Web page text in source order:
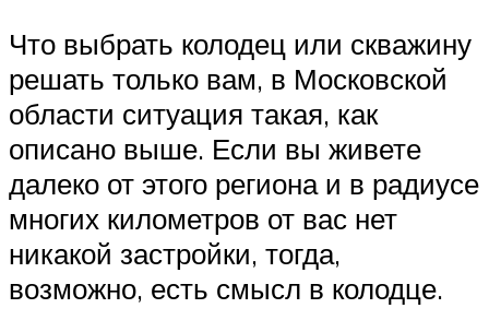
Что выбрать колодец или скважину
решать только вам, в Московской
области ситуация такая, как
описано выше. Если вы живете
далеко от этого региона и в радиусе
многих километров от вас нет
никакой застройки, тогда,
возможно, есть смысл в колодце.